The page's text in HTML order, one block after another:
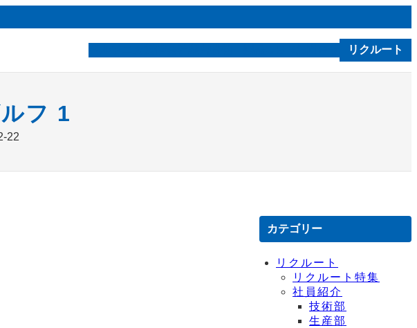
リクルート
フ 1
22
カテゴリー
リクルート
リクルート特集
社員紹介
技術部
生産部